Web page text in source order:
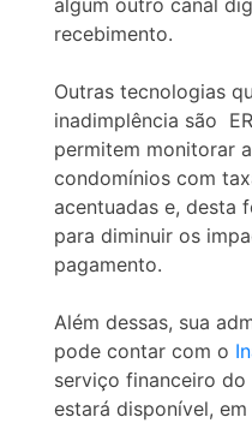
algum outro canal
recebimento.
Outras tecnologias
inadimplência são
permitem monitorar
condomínios com
acentuadas e, desta
para diminuir os
pagamento.
Além dessas, sua
pode contar com o
serviço financeiro
estará disponível,